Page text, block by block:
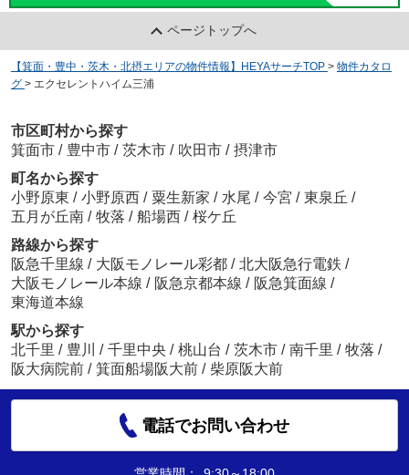
ページトップへ
【箕面・豊中・茨木・北摂エリアの物件情報】HEYAサーチTOP > 物件カタロ
グ > エクセレントハイム三浦
市区町村から探す
箕面市 / 豊中市 / 茨木市 / 吹田市 / 摂津市
町名から探す
小野原東 / 小野原西 / 粟生新家 / 水尾 / 今宮 / 東泉丘 /
五月が丘南 / 牧落 / 船場西 / 桜ケ丘
路線から探す
阪急千里線 / 大阪モノレール彩都 / 北大阪急行電鉄 /
大阪モノレール本線 / 阪急京都本線 / 阪急箕面線 /
東海道本線
駅から探す
北千里 / 豊川 / 千里中央 / 桃山台 / 茨木市 / 南千里 / 牧落 /
阪大病院前 / 箕面船場阪大前 / 柴原阪大前
電話でお問い合わせ